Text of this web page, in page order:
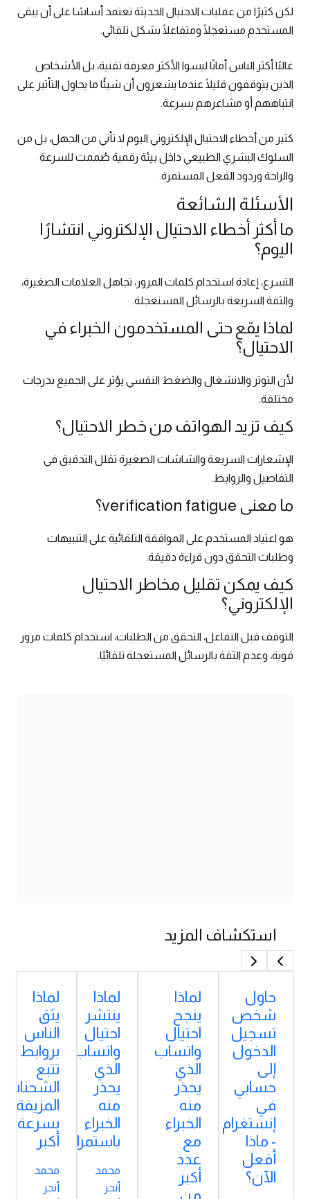
لكن كثيرًا من عمليات الاحتيال الحديثة تعتمد أساسًا على أن يبقى
المستخدم مستعجلًا ومتفاعلًا بشكل تلقائي.
غالبًا أكثر الناس أمانًا ليسوا الأكثر معرفة تقنية، بل الأشخاص
الذين يتوقفون قليلًا عندما يشعرون أن شيئًا ما يحاول التأثير على
انتباههم أو مشاعرهم بسرعة.
كثير من أخطاء الاحتيال الإلكتروني اليوم لا تأتي من الجهل، بل من
السلوك البشري الطبيعي داخل بيئة رقمية صُممت للسرعة
والراحة وردود الفعل المستمرة.
الأسئلة الشائعة
ما أكثر أخطاء الاحتيال الإلكتروني انتشارًا
اليوم؟
التسرع، إعادة استخدام كلمات المرور، تجاهل العلامات الصغيرة،
والثقة السريعة بالرسائل المستعجلة.
لماذا يقع حتى المستخدمون الخبراء في
الاحتيال؟
لأن التوتر والانشغال والضغط النفسي يؤثر على الجميع بدرجات
مختلفة.
كيف تزيد الهواتف من خطر الاحتيال؟
الإشعارات السريعة والشاشات الصغيرة تقلل التدقيق في
التفاصيل والروابط.
ما معنى verification fatigue؟
هو اعتياد المستخدم على الموافقة التلقائية على التنبيهات
وطلبات التحقق دون قراءة دقيقة.
كيف يمكن تقليل مخاطر الاحتيال
الإلكتروني؟
التوقف قبل التفاعل، التحقق من الطلبات، استخدام كلمات مرور
قوية، وعدم الثقة بالرسائل المستعجلة تلقائيًا.
استكشاف المزيد
حاول
شخص
تسجيل
الدخول
إلى
حسابي
في
إنستغرام
- ماذا
أفعل
الآن؟
لماذا
ينجح
احتيال
واتساب
الذي
يحذر
منه
الخبراء
مع
عدد
أكبر
من
لماذا
ينتشر
احتيال
واتساب
الذي
يحذر
منه
الخبراء
باستمرار؟
محمد
أنجر
لماذا
يثق
الناس
بروابط
تتبع
الشحنات
المزيفة
بسرعة
أكبر
محمد
أنجر